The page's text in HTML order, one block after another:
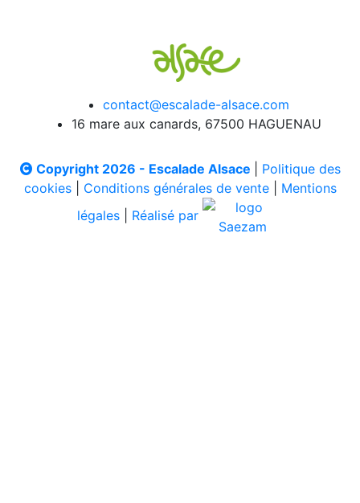
contact@escalade-alsace.com
16 mare aux canards, 67500 HAGUENAU
Copyright 2026 - Escalade Alsace
Politique des
cookies| Conditions générales de vente| Mentions
légales
Réalisé par